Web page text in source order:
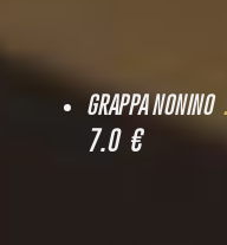
GRAPPA NONINO
7.0 €